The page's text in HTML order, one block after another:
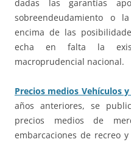
dadas las garantías
sobreendeudamiento o
encima de las
echa en falta la
macroprudencial nacional.
Precios medios Vehículos
años anteriores, se
precios medios de
embarcaciones de recreo